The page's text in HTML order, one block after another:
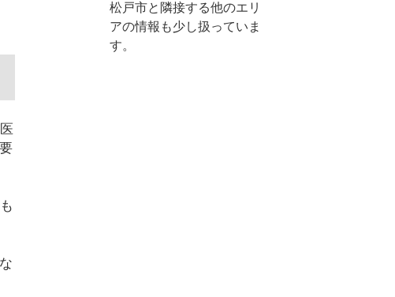
松戸市と隣接する他のエリ
アの情報も少し扱っていま
す。